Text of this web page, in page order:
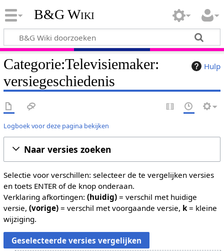
B&G Wiki
Hulp
Categorie:Televisiemaker:
versiegeschiedenis
Logboek voor deze pagina bekijken
Naar versies zoeken
Selectie voor verschillen: selecteer de te vergelijken versies
en toets ENTER of de knop onderaan.
Verklaring afkortingen: (huidig)= verschil met huidige
versie, (vorige)= verschil met voorgaande versie, k= kleine
wijziging.